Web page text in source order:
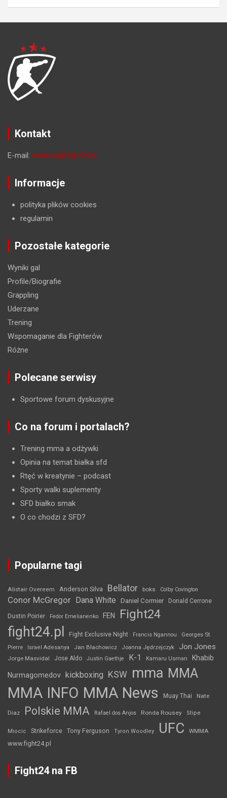
Kontakt
E-mail: redakcja@fight24.pl
Informacje
polityka plików cookies
regulamin
Pozostałe kategorie
Wyniki gal
Profile/Biografie
Grappling
Uderzane
Trening
Wspomaganie dla Fighterów
Różne
Polecane serwisy
Sportowe forum dyskusyjne
Co na forum i portalach?
Trening mma a odżywki
Opinia na temat białka sfd
Rtęć w kreatynie – podcast
Sporty walki suplementy
SFD białko smak
O co chodzi z SFD?
Popularne tagi
Alistair Overeem Anderson Silva Bellator boks Colby Covington
Conor McGregor Dana White Daniel Cormier Donald Cerrone
Dustin Poirier Fedor Emelianenko FEN Fight24
fight24.pl Fight Exclusive Night Francis Ngannou
Georges St.
Pierre
Israel Adesanya Jan Błachowicz Joanna Jędrzejczyk Jon Jones
Jorge Masvidal Jose Aldo Justin Gaethje K-1 Kamaru Usman Khabib
Nurmagomedov kickboxing KSW mma MMA
MMA INFO MMA News Muay Thai Nate
Diaz Polskie MMA Rafael dos Anjos Ronda Rousey Stipe
Miocic Strikeforce Tony Ferguson Tyron Woodley UFC WMMA
www.fight24.pl
Fight24 na FB